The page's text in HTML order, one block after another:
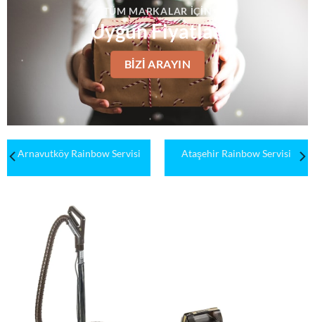
TÜM MARKALAR IÇIN
Uygun Fiyatlar
BIZI ARAYIN
Arnavutköy Rainbow Servisi Ataşehir Rainbow Servisi